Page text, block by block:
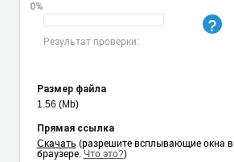
0%
Результат проверки:
Размер файла
1.56 (Mb)
Прямая ссылка
Cкачать (разрешите всплывающие окна в
браузере. Что это?)